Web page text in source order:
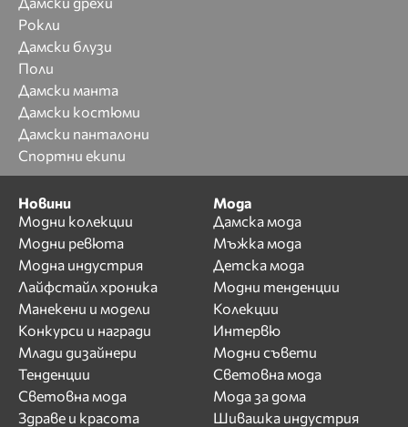
Рокли
Дамски блузи
Поли
Дамски манта
Дамски костюми
Дамски панталони
Спортни екипи
Новини
Модни колекции
Модни ревюта
Модна индустрия
Лайфстайл хроника
Манекени и модели
Конкурси и награди
Млади дизайнери
Тенденции
Световна мода
Здраве и красота
Мода
Дамска мода
Мъжка мода
Детска мода
Модни тенденции
Колекции
Интервю
Модни съвети
Световна мода
Мода за дома
Шивашка индустрия